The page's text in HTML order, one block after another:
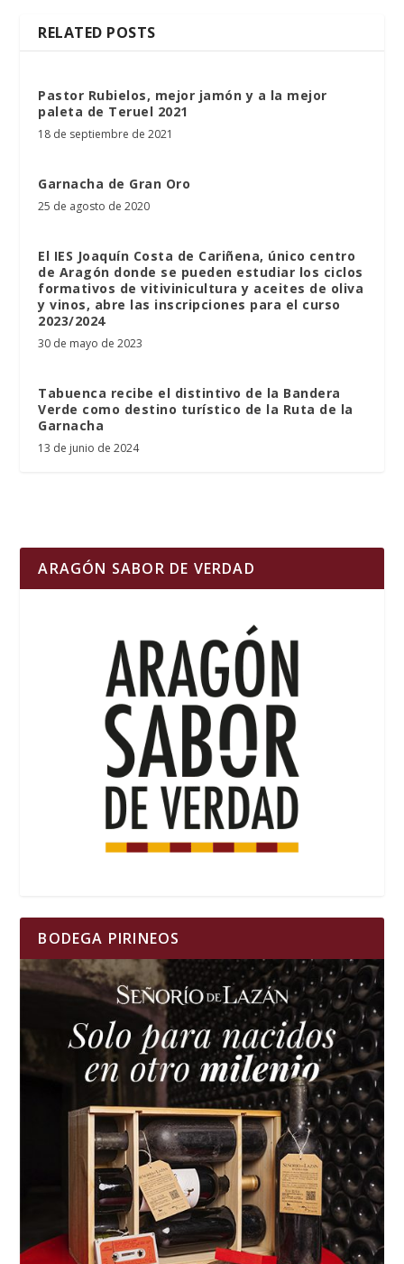
RELATED POSTS
Pastor Rubielos, mejor jamón y a la mejor
paleta de Teruel 2021
18 de septiembre de 2021
Garnacha de Gran Oro
25 de agosto de 2020
El IES Joaquín Costa de Cariñena, único centro
de Aragón donde se pueden estudiar los ciclos
formativos de vitivinicultura y aceites de oliva
y vinos, abre las inscripciones para el curso
2023/2024
30 de mayo de 2023
Tabuenca recibe el distintivo de la Bandera
Verde como destino turístico de la Ruta de la
Garnacha
13 de junio de 2024
ARAGÓN SABOR DE VERDAD
BODEGA PIRINEOS